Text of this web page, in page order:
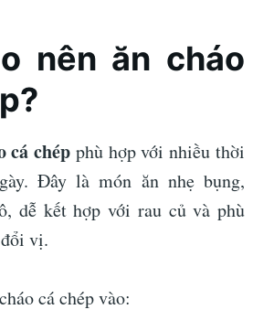
nên ăn cháo
cá chép phù hợp với nhiều thời
Đây là món ăn nhẹ bụng,
dễ kết hợp với rau củ và phù
vị.
cá chép vào: